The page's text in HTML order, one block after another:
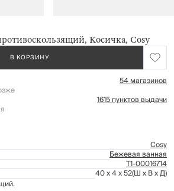
Косичка, Cosy
В КОРЗИНУ
54 магазинов
1615 пунктов выдачи
Cosy
Бежевая ванная
Т1-00016714
40 x 4 x 52(Ш x В x Д)